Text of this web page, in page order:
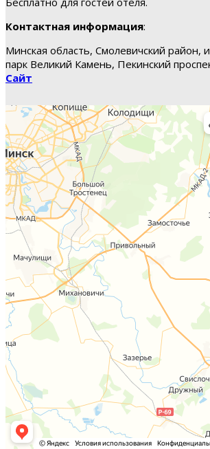
Контактная информация:
Минская область, Смолевичский район,
парк Великий Камень, Пекинский
Сайт